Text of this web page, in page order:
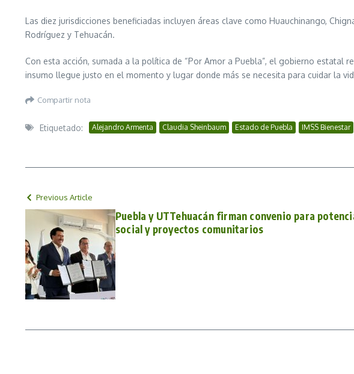
Las diez jurisdicciones beneficiadas incluyen áreas clave como Huauchinango,
Rodríguez y Tehuacán.
Con esta acción, sumada a la política de “Por Amor a Puebla”, el gobierno estatal
insumo llegue justo en el momento y lugar donde más se necesita para cuidar la
Compartir nota
Etiquetado: Alejandro Armenta Claudia Sheinbaum Estado de Puebla IMSS Bienestar
Previous Article
Puebla y UTTehuacán firman convenio para
social y proyectos comunitarios